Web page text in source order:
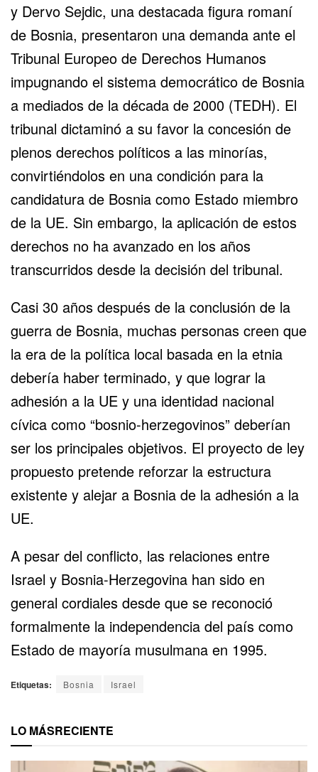
y Dervo Sejdic, una destacada figura romaní
de Bosnia, presentaron una demanda ante el
Tribunal Europeo de Derechos Humanos
impugnando el sistema democrático de Bosnia
a mediados de la década de 2000 (TEDH). El
tribunal dictaminó a su favor la concesión de
plenos derechos políticos a las minorías,
convirtiéndolos en una condición para la
candidatura de Bosnia como Estado miembro
de la UE. Sin embargo, la aplicación de estos
derechos no ha avanzado en los años
transcurridos desde la decisión del tribunal.
Casi 30 años después de la conclusión de la
guerra de Bosnia, muchas personas creen que
la era de la política local basada en la etnia
debería haber terminado, y que lograr la
adhesión a la UE y una identidad nacional
cívica como “bosnio-herzegovinos” deberían
ser los principales objetivos. El proyecto de ley
propuesto pretende reforzar la estructura
existente y alejar a Bosnia de la adhesión a la
UE.
A pesar del conflicto, las relaciones entre
Israel y Bosnia-Herzegovina han sido en
general cordiales desde que se reconoció
formalmente la independencia del país como
Estado de mayoría musulmana en 1995.
Etiquetas: Bosnia Israel
LO MÁSRECIENTE